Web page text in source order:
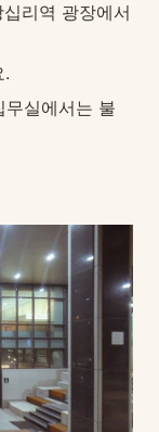
리역 광장에서
.
실에서는 불